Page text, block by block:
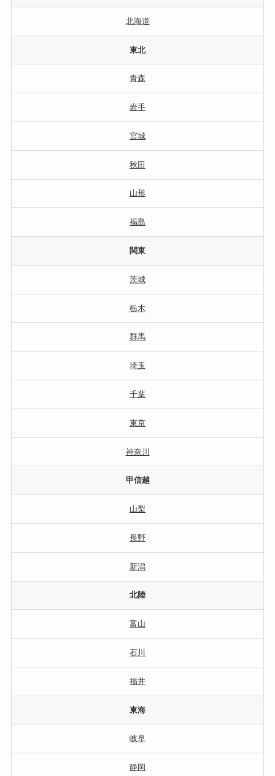
北海道
東北
青森
岩手
宮城
秋田
山形
福島
関東
茨城
栃木
群馬
埼玉
千葉
東京
神奈川
甲信越
山梨
長野
新潟
北陸
富山
石川
福井
東海
岐阜
静岡